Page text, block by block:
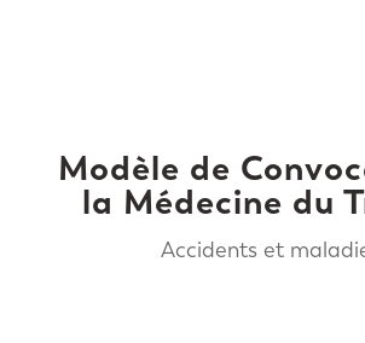
Modèle de
la Médecine du
Accidents et